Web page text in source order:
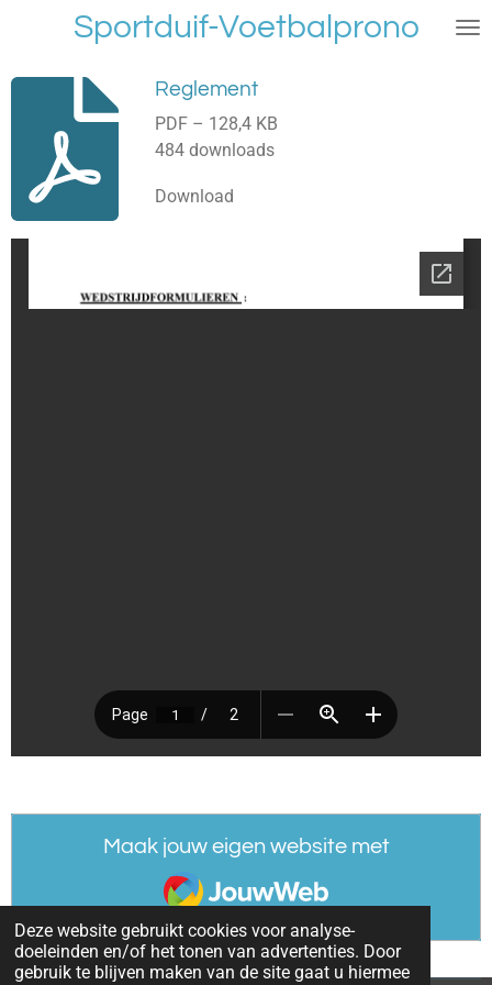
Deze website gebruikt cookies voor analyse-
doeleinden en/of het tonen van advertenties. Door
gebruik te blijven maken van de site gaat u hiermee
naar
hoofdinhoud
Sportduif-Voetbalprono
Reglement
PDF – 128,4 KB
484 downloads
Download
Maak jouw eigen website met
JouwWeb